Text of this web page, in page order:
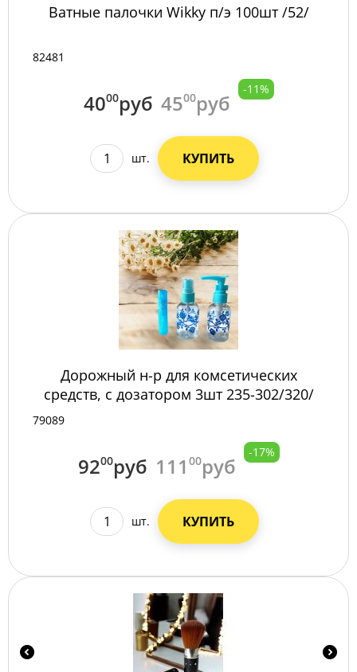
Ватные палочки Wikky п/э 100шт /52/
82481
4000руб 4500руб
-11%
шт. КУПИТЬ
Дорожный н-р для комсетических
средств, с дозатором 3шт 235-302/320/
79089
9200руб 111 00руб
-17%
шт. КУПИТЬ